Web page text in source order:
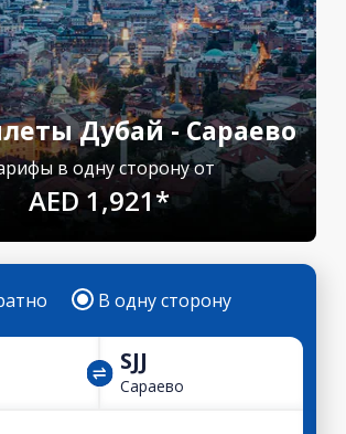
Дубай - Сараево
в одну сторону от
AED 1,921*
В одну сторону
SJJ
Сараево